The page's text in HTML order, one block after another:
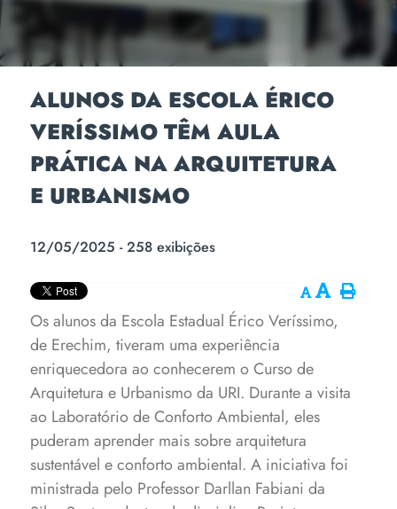
ALUNOS DA ESCOLA ÉRICO
VERÍSSIMO TÊM AULA
PRÁTICA NA ARQUITETURA
E URBANISMO
12/05/2025 - 258 exibições
Os alunos da Escola Estadual Érico Veríssimo,
de Erechim, tiveram uma experiência
enriquecedora ao conhecerem o Curso de
Arquitetura e Urbanismo da URI. Durante a visita
ao Laboratório de Conforto Ambiental, eles
puderam aprender mais sobre arquitetura
sustentável e conforto ambiental. A iniciativa foi
ministrada pelo Professor Darllan Fabiani da